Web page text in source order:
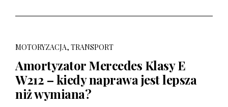
MOTORYZACJA, TRANSPORT
Amortyzator Mercedes Klasy E
W212 – kiedy naprawa jest lepsza
niż wymiana?